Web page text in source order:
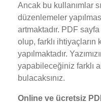
Ancak bu kullanımlar
düzenlemeler
artmaktadır. PDF
olup, farklı ihtiyaçların
yapılmaktadır.
yapabileceğiniz farklı
bulacaksınız.
Online ve ücretsiz